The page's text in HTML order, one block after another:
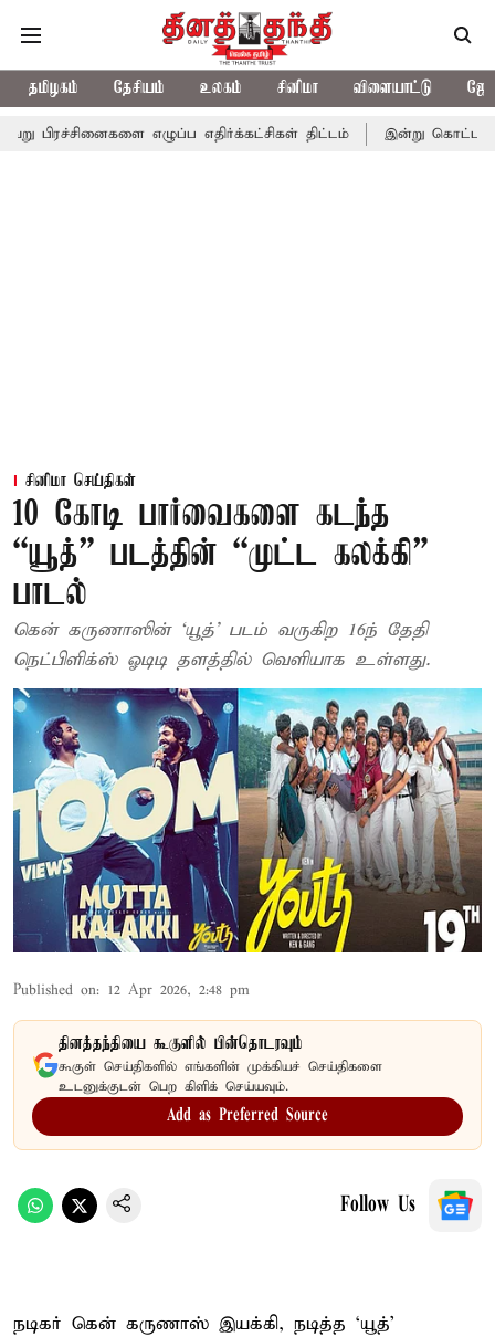
தமிழகம் தேசியம் உலகம் சினிமா விளையாட்டு
எழுப்ப எதிர்க்கட்சிகள் திட்டம் இன்று கொட்டப்போகும்
சினிமா செய்திகள்
10 கோடி பார்வைகளை கடந்த
“யூத்” படத்தின் “முட்ட கலக்கி”
பாடல்
கென் கருணாஸின் ‘யூத்’ படம் வருகிற 16ந் தேதி
நெட்பிளிக்ஸ் ஓடிடி தளத்தில் வெளியாக உள்ளது.
Published on: 12 Apr 2026, 2:48 pm
தினத்தந்தியை கூகுளில் பின்தொடரவும்
கூகுள் செய்திகளில் எங்களின் முக்கியச் செய்திகளை
உடனுக்குடன் பெற கிளிக் செய்யவும்.
Add as Preferred Source
Follow Us
நடிகர் கென் கருணாஸ் இயக்கி, நடித்த ‘யூத்’